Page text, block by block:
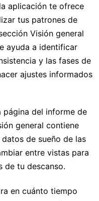
aplicación te ofrece
tus patrones de
Visión general
ayuda a identificar
y las fases de
ajustes informados
página del informe de
general contiene
de sueño de las
entre vistas para
de tu descanso.
en cuánto tiempo